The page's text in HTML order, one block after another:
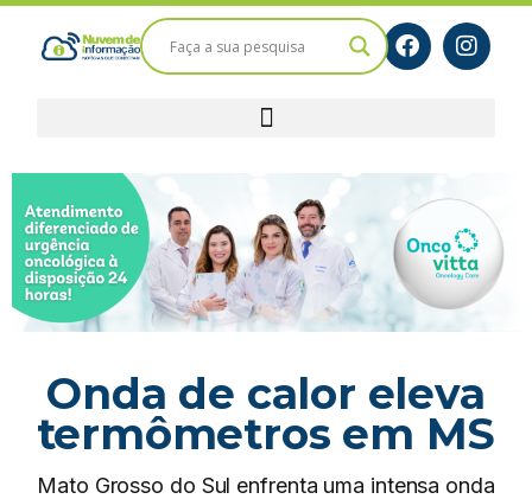
Onda de calor eleva
termômetros em MS
Mato Grosso do Sul enfrenta uma intensa onda